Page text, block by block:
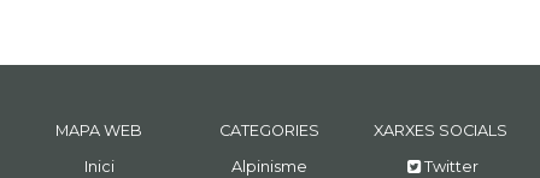
MAPA WEB
Inici
CATEGORIES
Alpinisme
XARXES SOCIALS
Twitter